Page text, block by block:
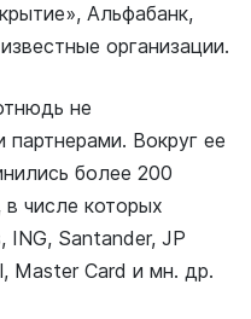
Альфабанк,
организации.
не
партнерами. Вокруг ее
более 200
числе которых
ING, Santander, JP
Master Card и мн. др.